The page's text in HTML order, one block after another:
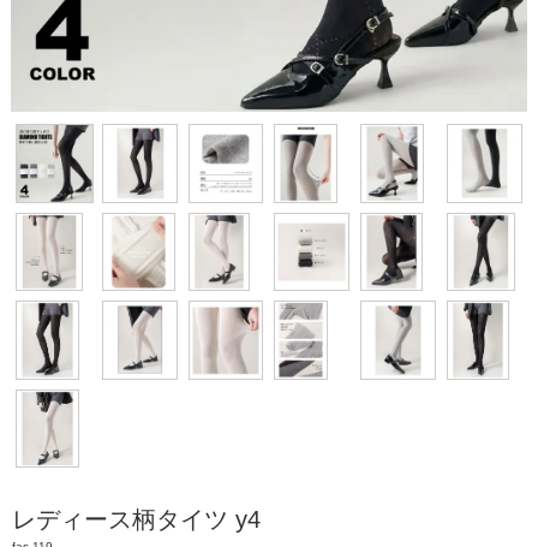
レディース柄タイツ y4